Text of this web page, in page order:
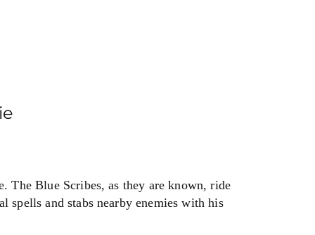
The Blue Scribes, as they are known, ride
spells and stabs nearby enemies with his